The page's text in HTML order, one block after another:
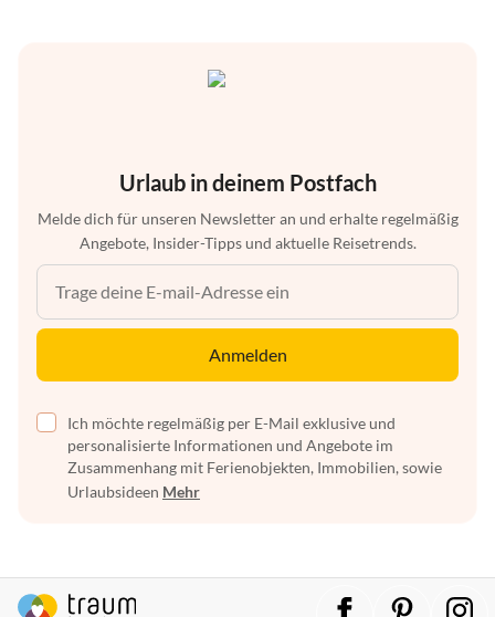
Urlaub in deinem Postfach
Melde dich für unseren Newsletter an und erhalte regelmäßig
Angebote, Insider-Tipps und aktuelle Reisetrends.
Anmelden
Ich möchte regelmäßig per E-Mail exklusive und
personalisierte Informationen und Angebote im
Zusammenhang mit Ferienobjekten, Immobilien, sowie
Urlaubsideen Mehr